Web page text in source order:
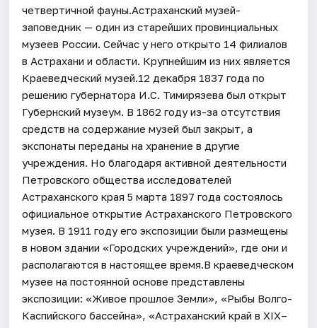
четвертичной фауны.Астраханский музей-
заповедник — один из старейших провинциальных
музеев России. Сейчас у него открыто 14 филиалов
в Астрахани и области. Крупнейшим из них является
Краеведческий музей.12 декабря 1837 года по
решению губернатора И.С. Тимирязева был открыт
Губернский музеум. В 1862 году из-за отсутствия
средств на содержание музей был закрыт, а
экспонаты переданы на хранение в другие
учреждения. Но благодаря активной деятельности
Петровского общества исследователей
Астраханского края 5 марта 1897 года состоялось
официальное открытие Астраханского Петровского
музея. В 1911 году его экспозиции были размещены
в новом здании «Городских учреждений», где они и
располагаются в настоящее время.В краеведческом
музее на постоянной основе представлены
экспозиции: «Живое прошлое Земли», «Рыбы Волго-
Каспийского бассейна», «Астраханский край в XIX–